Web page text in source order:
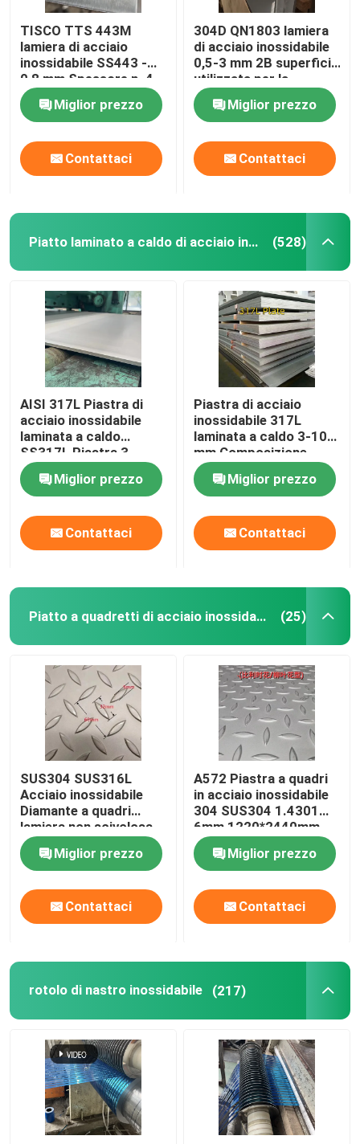
TISCO TTS 443M
lamiera di acciaio
inossidabile SS443 -
0,8 mm Spessore n. 4
Finitura e rivestimento
protettivoMiglior prezzo
Contattaci
304D QN1803 lamiera
di acciaio inossidabile
0,5-3 mm 2B superficie
utilizzata per la
costruzione di pareti
del tettoMiglior prezzo
Contattaci
Piatto laminato a caldo di acciaio inossidabile (528)
AISI 317L Piastra di
acciaio inossidabile
laminata a caldo
SS317L Piastra 3-
60mm Spessore
1500mm-2000mm
Larghezza
Miglior prezzo
Contattaci
Piastra di acciaio
inossidabile 317L
laminata a caldo 3-10
mm Composizione
chimica dell'acciaio
inossidabile 317l
Miglior prezzo
Contattaci
Piatto a quadretti di acciaio inossidabile (25)
SUS304 SUS316L
Acciaio inossidabile
Diamante a quadri
lamiera non scivolosa
Piastra in rilievo
3*1500*3000mm
Miglior prezzo
Contattaci
A572 Piastra a quadri
in acciaio inossidabile
304 SUS304 1.4301
6mm 1220*2440mm
Piastra a quadri
Miglior prezzo
Contattaci
rotolo di nastro inossidabile (217)